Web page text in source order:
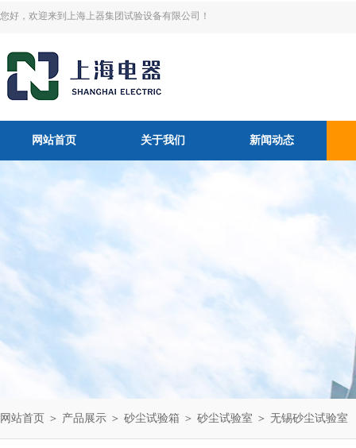
您好，欢迎来到上海上器集团试验设备有限公司！
网站首页 关于我们 新闻动态
网站首页 ＞ 产品展示 ＞ 砂尘试验箱 ＞ 砂尘试验室 ＞ 无锡砂尘试验室